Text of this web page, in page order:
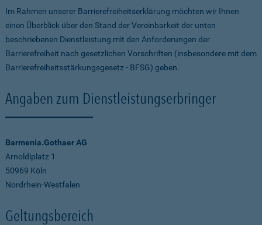
Im Rahmen unserer Barrierefreiheitserklärung möchten wir Ihnen
einen Überblick über den Stand der Vereinbarkeit der unten
beschriebenen Dienstleistung mit den Anforderungen der
Barrierefreiheit nach gesetzlichen Vorschriften (insbesondere mit dem
Barrierefreiheitsstärkungsgesetz - BFSG) geben.
Angaben zum Dienstleistungserbringer
Barmenia.Gothaer AG
Arnoldiplatz 1
50969 Köln
Nordrhein-Westfalen
Geltungsbereich